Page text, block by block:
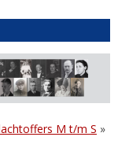
M t/m S »